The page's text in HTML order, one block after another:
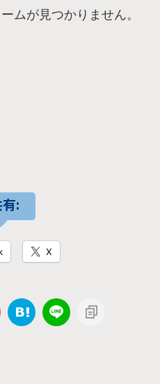
ムが見つかりません。
:
X